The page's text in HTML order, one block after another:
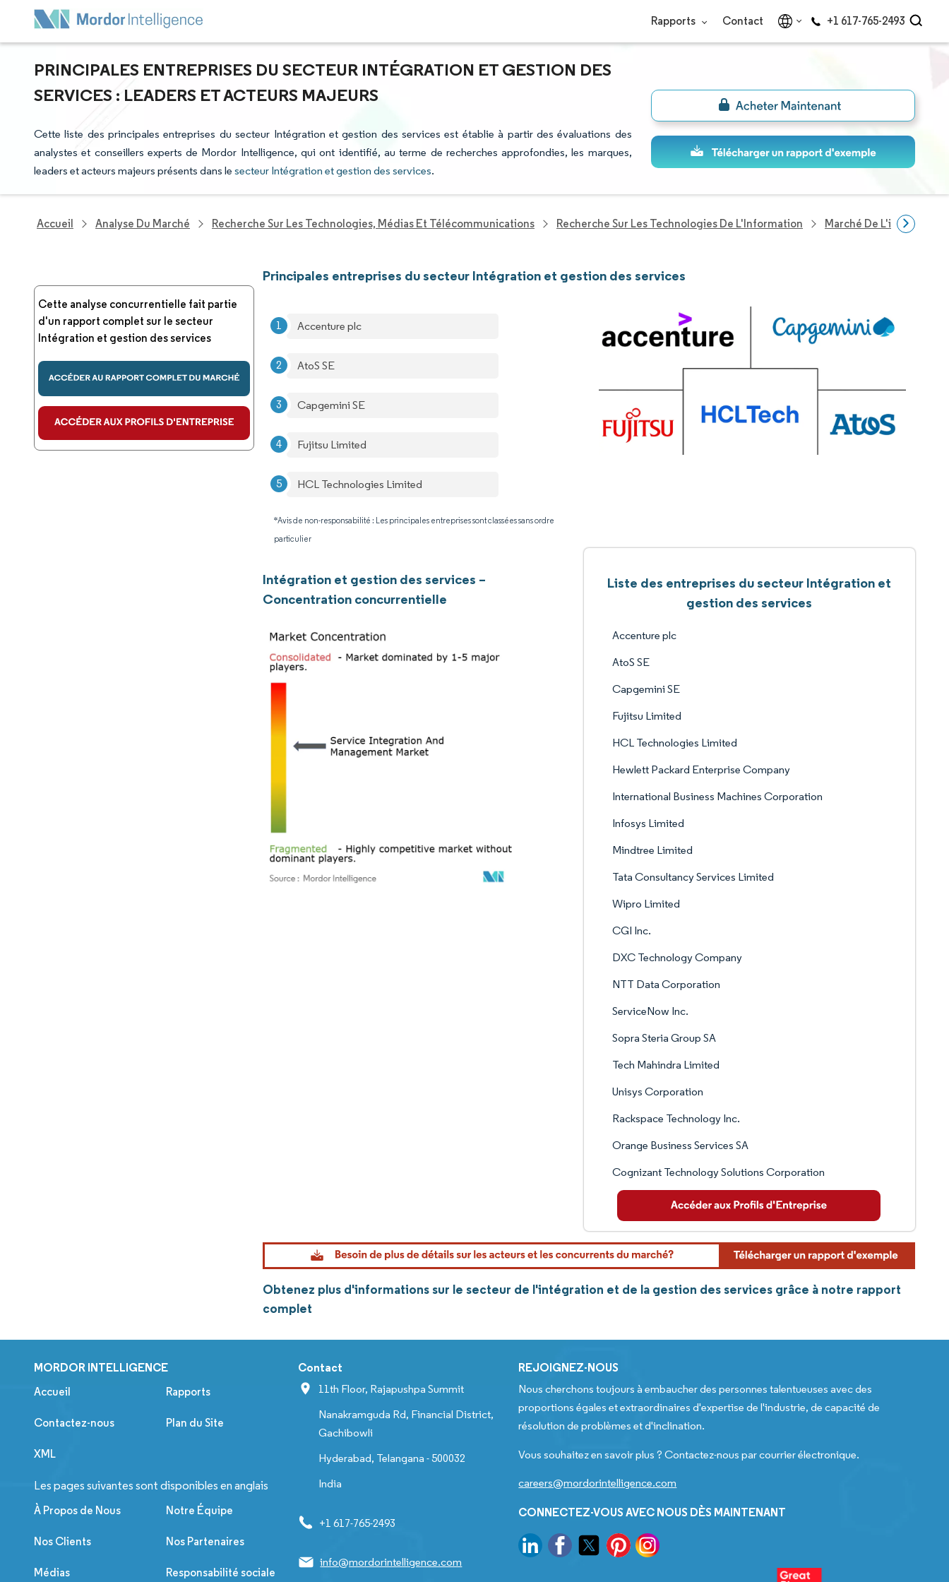
Rapports Contact +1 617-765-2493
PRINCIPALES ENTREPRISES DU SECTEUR INTÉGRATION ET GESTION DES
SERVICES : LEADERS ET ACTEURS MAJEURS
Cette liste des principales entreprises du secteur Intégration et gestion des services est établie à partir des évaluations des
analystes et conseillers experts de Mordor Intelligence, qui ont identifié, au terme de recherches approfondies, les marques,
leaders et acteurs majeurs présents dans le secteur Intégration et gestion des services.
Accueil Analyse Du Marché Recherche Sur Les Technologies, Médias Et Télécommunications Recherche Sur Les Technologies De L'Information Marché De L'intégration
Cette analyse concurrentielle fait partie
d'un rapport complet sur le secteur
Intégration et gestion des services
Principales entreprises du secteur Intégration et gestion des services
Accenture plc
AtoS SE
Capgemini SE
Fujitsu Limited
HCL Technologies Limited
*Avis de non-responsabilité : Les principales entreprises sont classées sans ordre
particulier
Intégration et gestion des services –
Concentration concurrentielle
Liste des entreprises du secteur Intégration et
gestion des services
Accenture plc
AtoS SE
Capgemini SE
Fujitsu Limited
HCL Technologies Limited
Hewlett Packard Enterprise Company
International Business Machines Corporation
Infosys Limited
Mindtree Limited
Tata Consultancy Services Limited
Wipro Limited
CGI Inc.
DXC Technology Company
NTT Data Corporation
ServiceNow Inc.
Sopra Steria Group SA
Tech Mahindra Limited
Unisys Corporation
Rackspace Technology Inc.
Orange Business Services SA
Cognizant Technology Solutions Corporation
Obtenez plus d'informations sur le secteur de l'intégration et de la gestion des services grâce à notre rapport
complet
MORDOR INTELLIGENCE
Accueil Rapports
Contactez-nous Plan du Site
XML
Les pages suivantes sont disponibles en anglais
À Propos de Nous Notre Équipe
Nos Clients Nos Partenaires
Médias Responsabilité sociale
Contact
11th Floor, Rajapushpa Summit
Nanakramguda Rd, Financial District,
Gachibowli
Hyderabad, Telangana - 500032
India
+1 617-765-2493
info@mordorintelligence.com
REJOIGNEZ-NOUS
Nous cherchons toujours à embaucher des personnes talentueuses avec des
proportions égales et extraordinaires d'expertise de l'industrie, de capacité de
résolution de problèmes et d'inclination.
Vous souhaitez en savoir plus ? Contactez-nous par courrier électronique.
careers@mordorintelligence.com
CONNECTEZ-VOUS AVEC NOUS DÈS MAINTENANT